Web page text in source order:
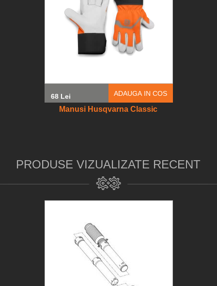
68 Lei ADAUGA IN COS
Manusi Husqvarna Classic
PRODUSE VIZUALIZATE RECENT